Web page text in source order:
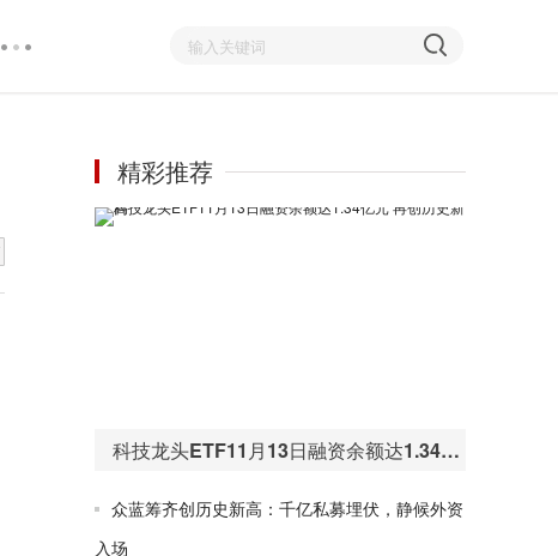
精彩推荐
科技龙头ETF11月13日融资余额达1.34亿元 再创历史新高
众蓝筹齐创历史新高：千亿私募埋伏，静候外资
入场